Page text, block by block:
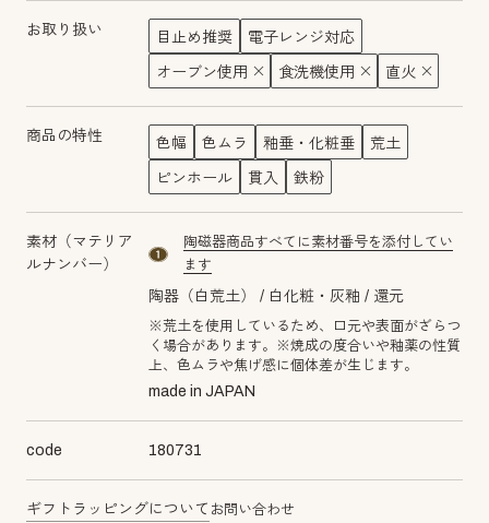
お取り扱い 目止め推奨 電子レンジ対応
オーブン使用 食洗機使用 直火
商品の特性 色幅 色ムラ 釉垂・化粧垂 荒土
ピンホール 貫入 鉄粉
素材（マテリア
ルナンバー）
material number1
陶磁器商品すべてに素材番号を添付してい
ます
陶器（白荒土） 白化粧・灰釉 還元
※荒土を使用しているため、口元や表面がざらつ
く場合があります。※焼成の度合いや釉薬の性質
上、色ムラや焦げ感に個体差が生じます。
made in JAPAN
code 180731
ギフトラッピングについて お問い合わせ